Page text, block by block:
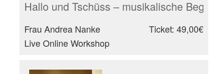
Hallo und Tschüss – musikalische
Frau Andrea Nanke
Live Online Workshop
Ticket: 49,00€